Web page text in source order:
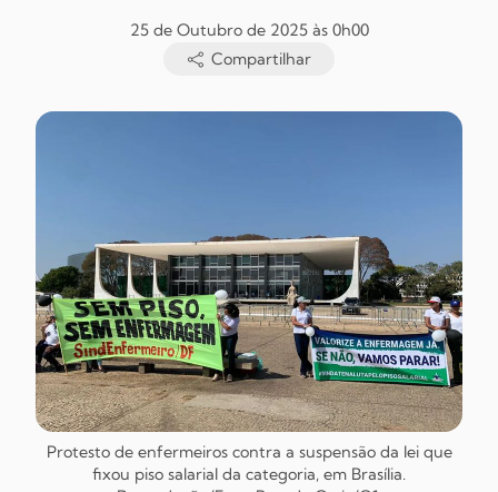
25 de Outubro de 2025 às 0h00
Compartilhar
Protesto de enfermeiros contra a suspensão da lei que
fixou piso salarial da categoria, em Brasília.